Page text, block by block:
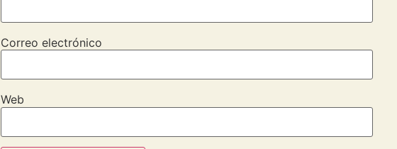
Correo electrónico
Web